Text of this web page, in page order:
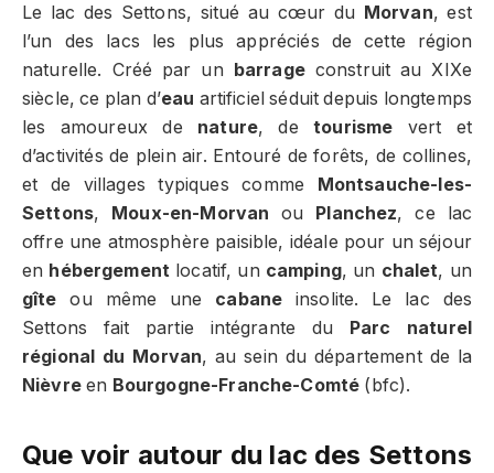
Le lac des Settons, situé au cœur du Morvan, est
l’un des lacs les plus appréciés de cette région
naturelle. Créé par un barrageconstruit au XIXe
siècle, ce plan d’eau artificiel séduit depuis longtemps
les amoureux de nature, detourisme vert et
d’activités de plein air. Entouré de forêts, de collines,
et de villages typiques comme Montsauche-les-
Settons, Moux-en-Morvan ou Planchez, ce lac
offre une atmosphère paisible, idéale pour un séjour
en hébergement locatif, un camping, un chalet, un
gîte ou même une cabane insolite. Le lac des
Settons fait partie intégrante du Parc naturel
régional du Morvan, au sein du département de la
Nièvreen Bourgogne-Franche-Comté (bfc).
Que voir autour du lac des Settons